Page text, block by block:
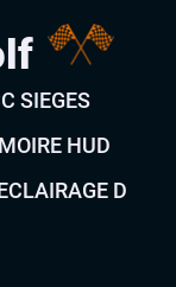
SIEGES
HUD
D